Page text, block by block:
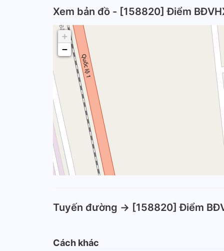
Xem bản đồ - [158820] Điểm
+
−
Tuyến đường -> [158820] Điểm
Cách khác